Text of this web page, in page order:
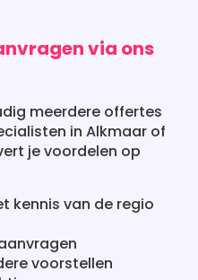
via ons
meerdere offertes
in Alkmaar of
je voordelen op
kennis van de regio
voorstellen